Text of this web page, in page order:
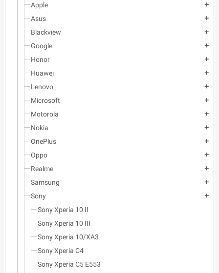
Apple add
Asus add
Blackview add
Google add
Honor add
Huawei add
Lenovo add
Microsoft add
Motorola add
Nokia add
OnePlus add
Oppo add
Realme add
Samsung add
Sony add
Sony Xperia 10 II
Sony Xperia 10 III
Sony Xperia 10/XA3
Sony Xperia C4
Sony Xperia C5 E553